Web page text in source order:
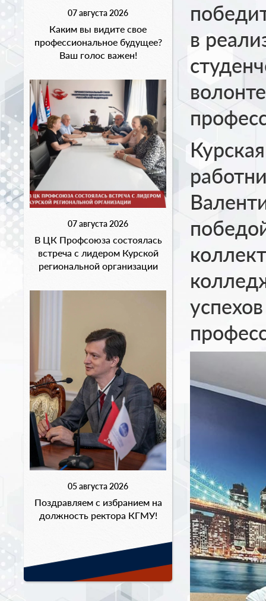
07 августа 2026
Каким вы видите свое
профессиональное будущее?
Ваш голос важен!
07 августа 2026
В ЦК Профсоюза состоялась
встреча с лидером Курской
региональной организации
05 августа 2026
Поздравляем с избранием на
должность ректора КГМУ!
в